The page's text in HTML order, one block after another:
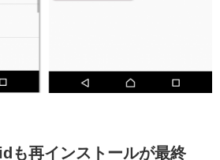
も再インストールが最終